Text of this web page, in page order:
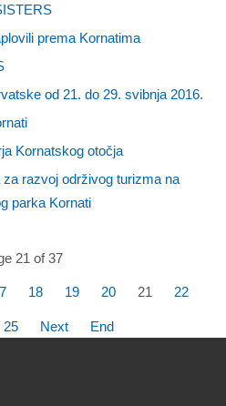
prema Kornatima
od 21. do 29. svibnja 2016.
Kornatskog otočja
razvoj održivog turizma na
parka Kornati
21 of 37
18 19 20 21 22
25 Next End